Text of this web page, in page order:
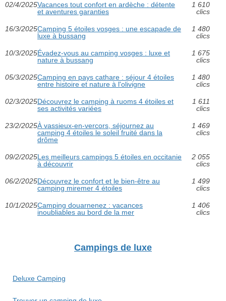
02/4/2025Vacances tout confort en ardèche : détente
et aventures garanties
1 610
clics
16/3/2025Camping 5 étoiles vosges : une escapade de
luxe à bussang
1 480
clics
10/3/2025Évadez-vous au camping vosges : luxe et
nature à bussang
1 675
clics
05/3/2025Camping en pays cathare : séjour 4 étoiles
entre histoire et nature à l'olivigne
1 480
clics
02/3/2025Découvrez le camping à ruoms 4 étoiles et
ses activités variées
1 611
clics
23/2/2025À vassieux-en-vercors, séjournez au
camping 4 étoiles le soleil fruité dans la
drôme
1 469
clics
09/2/2025Les meilleurs campings 5 étoiles en occitanie
à découvrir
2 055
clics
06/2/2025Découvrez le confort et le bien-être au
camping miremer 4 étoiles
1 499
clics
10/1/2025Camping douarnenez : vacances
inoubliables au bord de la mer
1 406
clics
Campings de luxe
Deluxe Camping